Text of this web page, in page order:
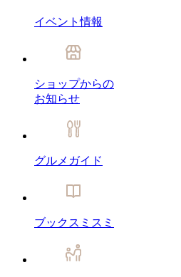
イベント情報
ショップからの
お知らせ
グルメガイド
ブックスミスミ